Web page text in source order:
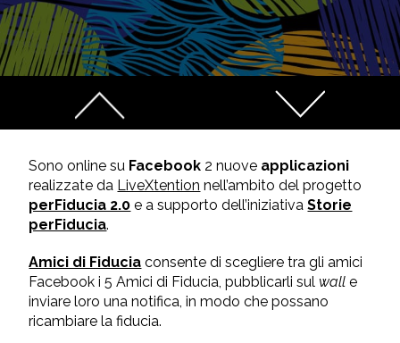
Sono online su Facebook 2 nuove applicazioni
realizzate da LiveXtention nell’ambito del progetto
perFiducia 2.0 e a supporto dell’iniziativaStorie
perFiducia.
Amici di Fiducia consente di scegliere tra gli amici
Facebook i 5 Amici di Fiducia, pubblicarli sul wall e
inviare loro una notifica, in modo che possano
ricambiare la fiducia.